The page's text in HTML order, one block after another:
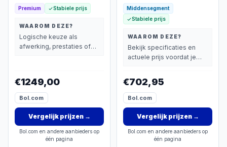
(QWERTY) Keyboard
Premium Stabiele prijs
WAAROM DEZE?
Logische keuze als
afwerking, prestaties of
€1249,00
Bol.com
Vergelijk prijzen→
Bol.com en andere aanbieders op
één pagina
SSD - Wifi/BT- Geen
besturingssysteem -
QWERTY US/int
toetsenbord
Middensegment
Stabiele prijs
WAAROM DEZE?
Bekijk specificaties en
actuele prijs voordat je
€702,95
Bol.com
Vergelijk prijzen→
Bol.com en andere aanbieders op
één pagina